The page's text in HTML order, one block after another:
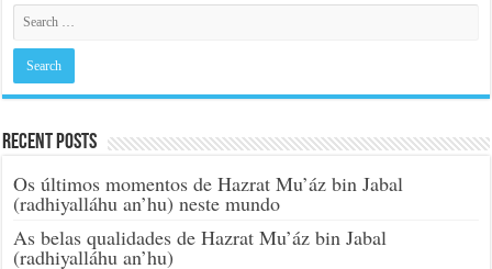
Recent Posts
Os últimos momentos de Hazrat Mu’áz bin Jabal
(radhiyalláhu an’hu) neste mundo
As belas qualidades de Hazrat Mu’áz bin Jabal
(radhiyalláhu an’hu)